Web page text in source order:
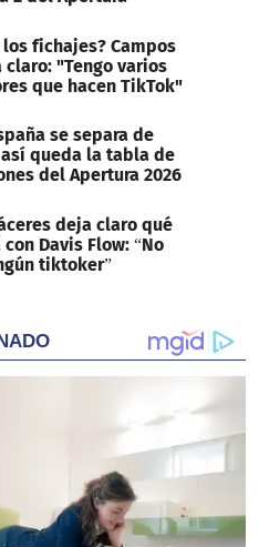
los fichajes? Campos
claro: "Tengo varios
que hacen TikTok"
se separa de
queda la tabla de
del Apertura 2026
deja claro qué
con Davis Flow: “No
tiktoker”